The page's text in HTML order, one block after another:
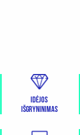
Idėjos
išgryninimas